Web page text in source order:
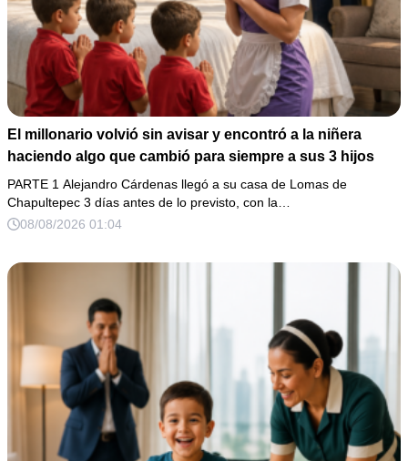
El millonario volvió sin avisar y encontró a la niñera
haciendo algo que cambió para siempre a sus 3 hijos
PARTE 1 Alejandro Cárdenas llegó a su casa de Lomas de
Chapultepec 3 días antes de lo previsto, con la…
08/08/2026 01:04